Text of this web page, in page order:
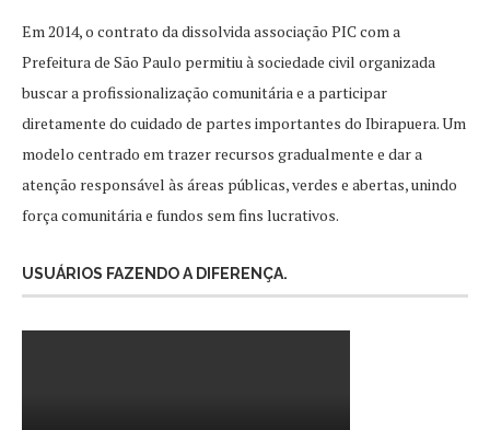
Em 2014, o contrato da dissolvida associação PIC com a
Prefeitura de São Paulo permitiu à sociedade civil organizada
buscar a profissionalização comunitária e a participar
diretamente do cuidado de partes importantes do Ibirapuera. Um
modelo centrado em trazer recursos gradualmente e dar a
atenção responsável às áreas públicas, verdes e abertas, unindo
força comunitária e fundos sem fins lucrativos.
USUÁRIOS FAZENDO A DIFERENÇA.